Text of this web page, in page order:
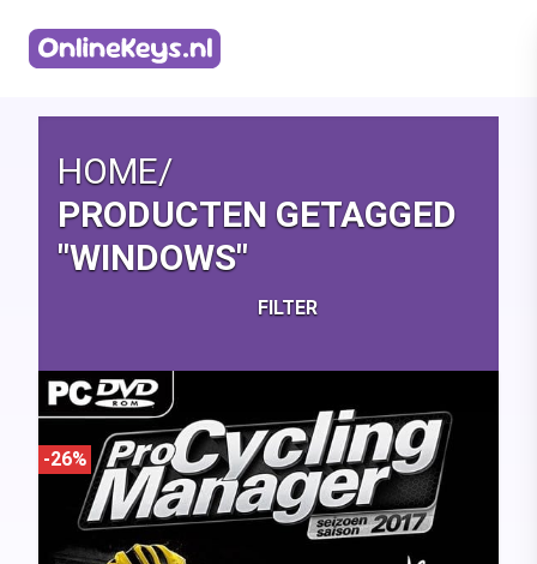
HOME/
PRODUCTEN GETAGGED
"WINDOWS"
FILTER
-26%